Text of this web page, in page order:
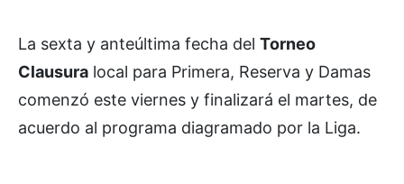
La sexta y anteúltima fecha del Torneo
Clausura local para Primera, Reserva y Damas
comenzó este viernes y finalizará el martes, de
acuerdo al programa diagramado por la Liga.